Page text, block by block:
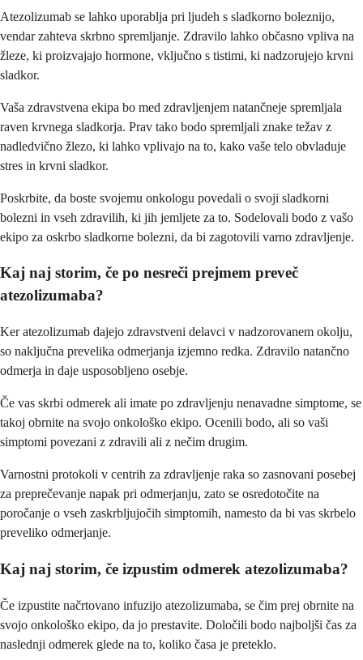
Atezolizumab se lahko uporablja pri ljudeh s sladkorno boleznijo,
vendar zahteva skrbno spremljanje. Zdravilo lahko občasno vpliva na
žleze, ki proizvajajo hormone, vključno s tistimi, ki nadzorujejo krvni
sladkor.
Vaša zdravstvena ekipa bo med zdravljenjem natančneje spremljala
raven krvnega sladkorja. Prav tako bodo spremljali znake težav z
nadledvično žlezo, ki lahko vplivajo na to, kako vaše telo obvladuje
stres in krvni sladkor.
Poskrbite, da boste svojemu onkologu povedali o svoji sladkorni
bolezni in vseh zdravilih, ki jih jemljete za to. Sodelovali bodo z vašo
ekipo za oskrbo sladkorne bolezni, da bi zagotovili varno zdravljenje.
Kaj naj storim, če po nesreči prejmem preveč
atezolizumaba?
Ker atezolizumab dajejo zdravstveni delavci v nadzorovanem okolju,
so naključna prevelika odmerjanja izjemno redka. Zdravilo natančno
odmerja in daje usposobljeno osebje.
Če vas skrbi odmerek ali imate po zdravljenju nenavadne simptome, se
takoj obrnite na svojo onkološko ekipo. Ocenili bodo, ali so vaši
simptomi povezani z zdravili ali z nečim drugim.
Varnostni protokoli v centrih za zdravljenje raka so zasnovani posebej
za preprečevanje napak pri odmerjanju, zato se osredotočite na
poročanje o vseh zaskrbljujočih simptomih, namesto da bi vas skrbelo
preveliko odmerjanje.
Kaj naj storim, če izpustim odmerek atezolizumaba?
Če izpustite načrtovano infuzijo atezolizumaba, se čim prej obrnite na
svojo onkološko ekipo, da jo prestavite. Določili bodo najboljši čas za
naslednji odmerek glede na to, koliko časa je preteklo.